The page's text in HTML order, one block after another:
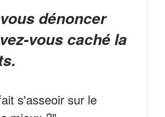
vous caché la
s'asseoir sur le